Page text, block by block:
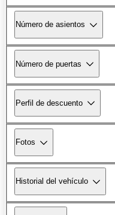
Número de asientos
Número de puertas
Perfil de descuento
Fotos
Historial del vehículo